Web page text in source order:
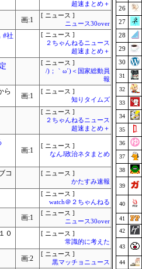
超速まとめ＋
画:1
[ ニュース ]
ニュース30over
#社
[ ニュース ]
２ちゃんねるニュース
超速まとめ＋
[ ニュース ]
/)；｀ω´)＜国家総動員
報
ら
画:1
[ ニュース ]
知りタイムズ
[ ニュース ]
２ちゃんねるニュース
超速まとめ＋
画:1
[ ニュース ]
なんJ政治ネタまとめ
コ
[ ニュース ]
かたすみ速報
[ ニュース ]
watch＠２ちゃんねる
画:1
[ ニュース ]
ニュース30over
０
[ ニュース ]
常識的に考えた
画:2
[ ニュース ]
黒マッチョニュース
26
27
28
29
30
31
32
33
34
35
36
37
38
39
40
41
42
43
44